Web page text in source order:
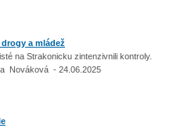
a mládež
na Strakonicku zintenzivnili kontroly.
Nováková - 24.06.2025